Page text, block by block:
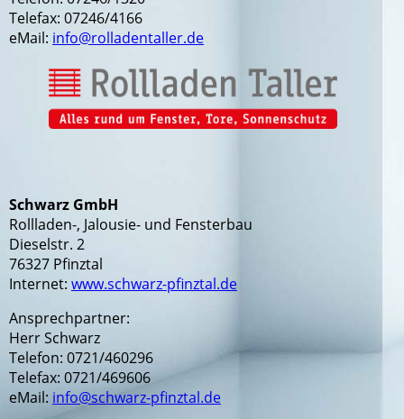
Telefax: 07246/4166
eMail: info@rolladentaller.de
Schwarz GmbH
Rollladen-, Jalousie- und Fensterbau
Dieselstr. 2
76327 Pfinztal
Internet: www.schwarz-pfinztal.de
Ansprechpartner:
Herr Schwarz
Telefon: 0721/460296
Telefax: 0721/469606
eMail: info@schwarz-pfinztal.de